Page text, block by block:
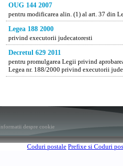
OUG 144 2007
pentru modificarea alin. (1) al art. 37 din
Legea 188 2000
privind executorii judecatoresti
Decretul 629 2011
pentru promulgarea Legii privind
Legea nr. 188/2000 privind executorii
Informatii despre cookie
Coduri postale Prefixe si Coduri